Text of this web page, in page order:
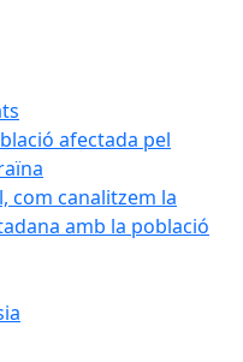
afectada pel
com canalitzem la
amb la població